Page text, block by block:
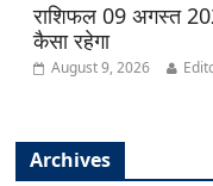
राशिफल 09 अगस्त
कैसा रहेगा
August 9, 2026
Archives